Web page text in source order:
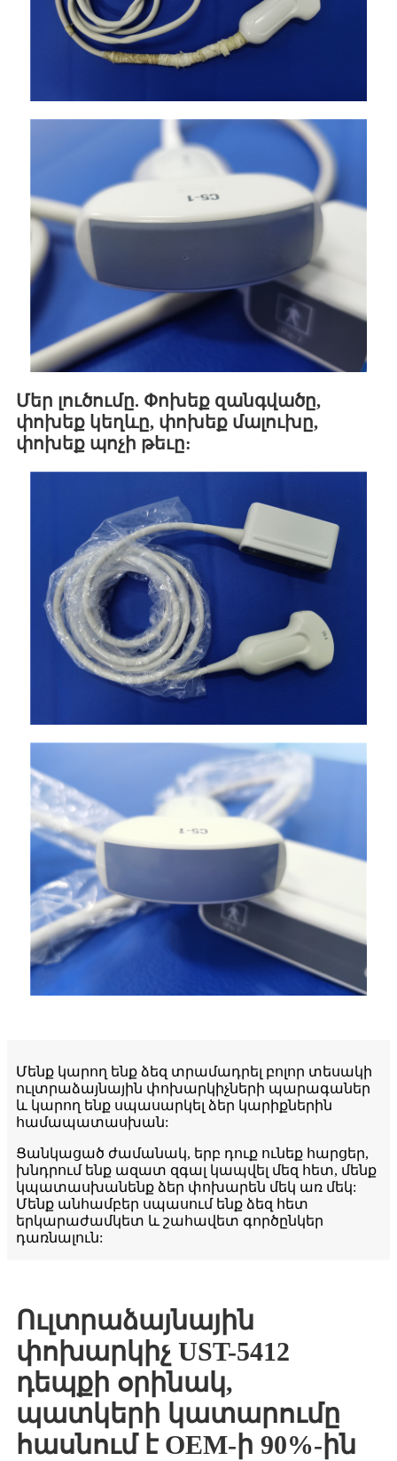
Մեր լուծումը. Փոխեք զանգվածը,
փոխեք կեղևը, փոխեք մալուխը,
փոխեք պոչի թեւը:
Մենք կարող ենք ձեզ տրամադրել բոլոր տեսակի
ուլտրաձայնային փոխարկիչների պարագաներ
և կարող ենք սպասարկել ձեր կարիքներին
համապատասխան:
Ցանկացած ժամանակ, երբ դուք ունեք հարցեր,
խնդրում ենք ազատ զգալ կապվել մեզ հետ, մենք
կպատասխանենք ձեր փոխարեն մեկ առ մեկ:
Մենք անհամբեր սպասում ենք ձեզ հետ
երկարաժամկետ և շահավետ գործընկեր
դառնալուն:
Ուլտրաձայնային
փոխարկիչ UST-5412
դեպքի օրինակ,
պատկերի կատարումը
հասնում է OEM-ի 90%-ին